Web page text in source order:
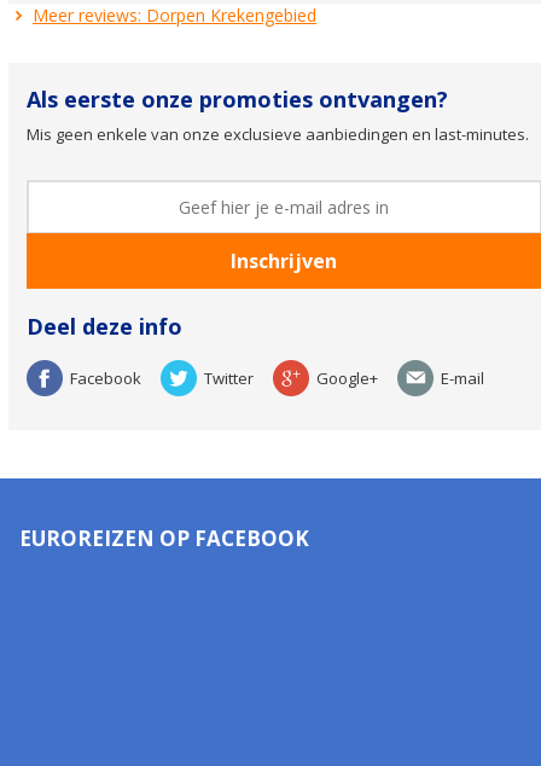
Meer reviews: Dorpen Krekengebied
Als eerste onze promoties ontvangen?
Mis geen enkele van onze exclusieve aanbiedingen en last-minutes.
Deel deze info
Facebook Twitter Google+ E-mail
EUROREIZEN OP FACEBOOK